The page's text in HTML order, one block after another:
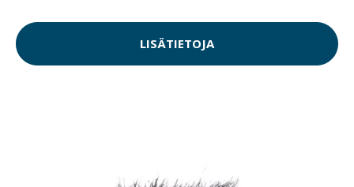
LISÄTIETOJA